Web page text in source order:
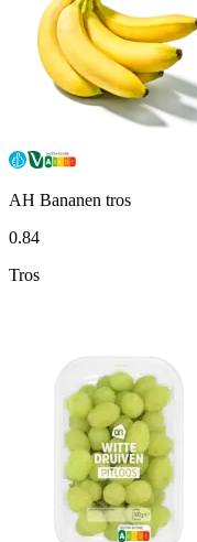
AH Bananen tros
0.84
Tros